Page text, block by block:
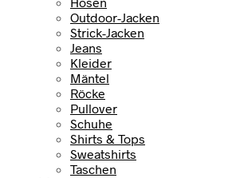
Outdoor-Jacken
Strick-Jacken
Jeans
Kleider
Mäntel
Röcke
Pullover
Schuhe
Shirts & Tops
Sweatshirts
Taschen